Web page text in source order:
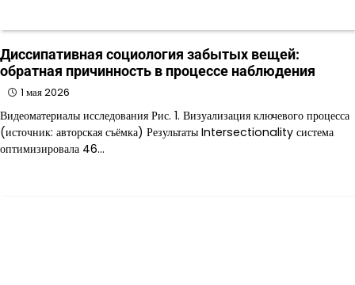
Диссипативная социология забытых вещей:
обратная причинность в процессе наблюдения
1 мая 2026
Видеоматериалы исследования Рис. 1. Визуализация ключевого процесса
(источник: авторская съёмка) Результаты Intersectionality система
оптимизировала 46…